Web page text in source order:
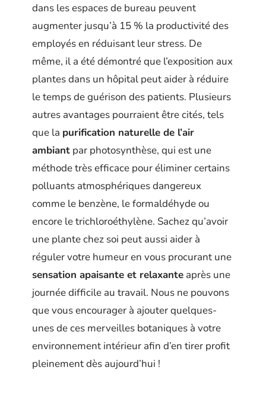
dans les espaces de bureau peuvent
augmenter jusqu’à 15 % la productivité des
employés en réduisant leur stress. De
même, il a été démontré que l’exposition aux
plantes dans un hôpital peut aider à réduire
le temps de guérison des patients. Plusieurs
autres avantages pourraient être cités, tels
que la purification naturelle de l’air
ambiant par photosynthèse, qui est une
méthode très efficace pour éliminer certains
polluants atmosphériques dangereux
comme le benzène, le formaldéhyde ou
encore le trichloroéthylène. Sachez qu’avoir
une plante chez soi peut aussi aider à
réguler votre humeur en vous procurant une
sensation apaisante et relaxante après une
journée difficile au travail. Nous ne pouvons
que vous encourager à ajouter quelques-
unes de ces merveilles botaniques à votre
environnement intérieur afin d’en tirer profit
pleinement dès aujourd’hui !